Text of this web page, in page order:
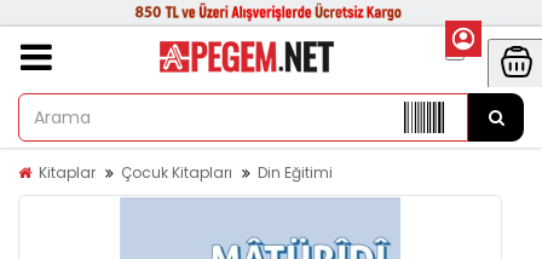
Kitaplar Çocuk Kitapları Din Eğitimi